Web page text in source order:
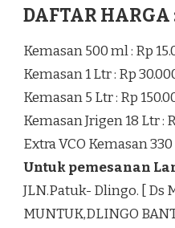
DAFTAR HARGA
Kemasan 500 ml : Rp
Kemasan 1 Ltr : Rp
Kemasan 5 Ltr : Rp
Kemasan Jrigen 18 Ltr :
Extra VCO Kemasan
Untuk pemesanan
JLN.Patuk- Dlingo. [ Ds
MUNTUK,DLINGO